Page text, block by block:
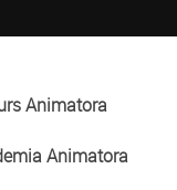
Animatora
Animatora